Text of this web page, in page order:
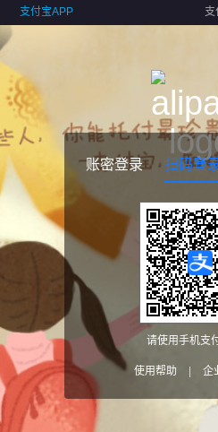
支付宝APP 支
账密登录 扫码登
请使用手机支
使用帮助 企